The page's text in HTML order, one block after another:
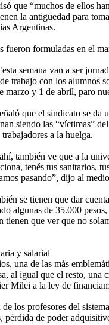
que “muchos de ellos
la antigüedad para
Argentinas.
fueron formuladas en el
semana van a ser
trabajo con los alumnos
marzo y 1 de abril, paro
que el sindicato se
siendo las “víctimas”
a la huelga.
también ve que a la
tenés tus sanitarios,
pasando”, dijo al
se tienen que dar
algunas de 35.000
tienen que ver que no
y salarial
una de las más
al igual que el resto, una
Milei a la ley de
los profesores del
pérdida de poder